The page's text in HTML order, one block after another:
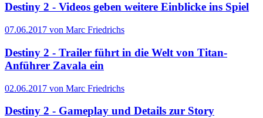
Destiny 2 - Videos geben weitere Einblicke ins Spiel
07.06.2017 von Marc Friedrichs
Destiny 2 - Trailer führt in die Welt von Titan-
Anführer Zavala ein
02.06.2017 von Marc Friedrichs
Destiny 2 - Gameplay und Details zur Story